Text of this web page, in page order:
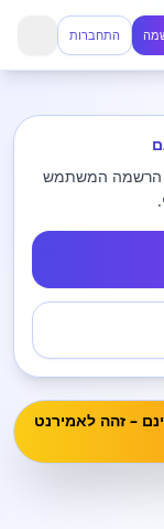
התחברות
הרשמה המשתמש
– זהה לאמירנט